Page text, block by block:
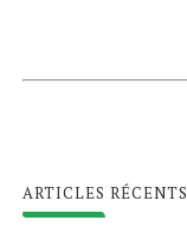
ARTICLES RÉCENTS